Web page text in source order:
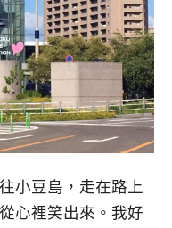
小豆島，走在路上
心裡笑出來。我好